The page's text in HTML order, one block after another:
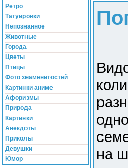
Ретро
Татуировки
Непознанное
Животные
Города
Цветы
Птицы
Фото знаменитостей
Картинки аниме
Афоризмы
Природа
Картинки
Анекдоты
Приколы
Девушки
Юмор
на